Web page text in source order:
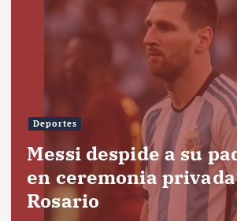
Deportes
Messi despide a su
en ceremonia
Rosario